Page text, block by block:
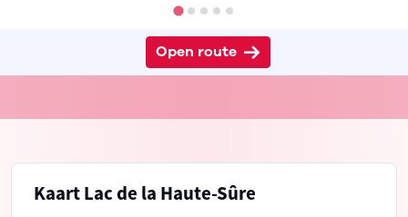
Open route
Kaart Lac de la Haute-Sûre